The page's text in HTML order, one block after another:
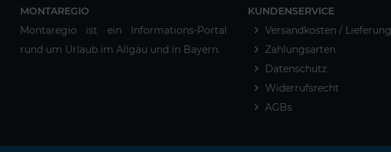
MONTAREGIO
Montaregio ist ein Informations-Portal
rund um Urlaub im Allgäu und in Bayern.
KUNDENSERVICE
Versandkosten / Lieferung
Zahlungsarten
Datenschutz
Widerrufsrecht
AGBs